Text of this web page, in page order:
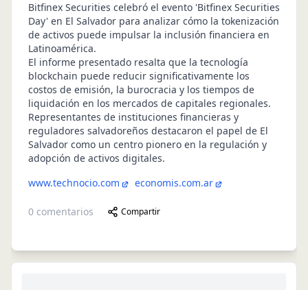
Bitfinex Securities celebró el evento 'Bitfinex Securities
Day' en El Salvador para analizar cómo la tokenización
de activos puede impulsar la inclusión financiera en
Latinoamérica.
El informe presentado resalta que la tecnología
blockchain puede reducir significativamente los
costos de emisión, la burocracia y los tiempos de
liquidación en los mercados de capitales regionales.
Representantes de instituciones financieras y
reguladores salvadoreños destacaron el papel de El
Salvador como un centro pionero en la regulación y
adopción de activos digitales.
www.technocio.com
economis.com.ar
0 comentarios Compartir